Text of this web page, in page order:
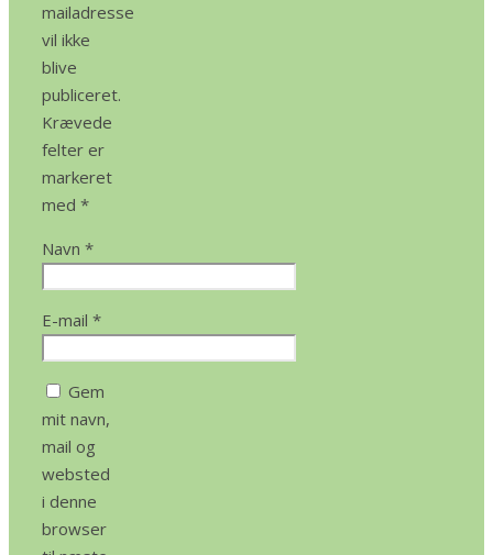
mailadresse
vil ikke
blive
publiceret.
Krævede
felter er
markeret
med *
Navn *
E-mail *
Gem
mit navn,
mail og
websted
i denne
browser